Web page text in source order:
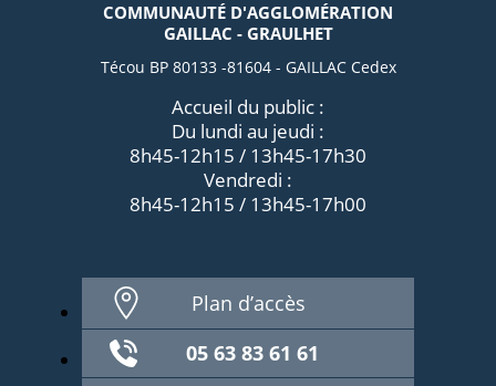
COMMUNAUTÉ D'AGGLOMÉRATION
GAILLAC - GRAULHET
Técou BP 80133 -81604 - GAILLAC Cedex
Accueil du public :
Du lundi au jeudi :
8h45-12h15 / 13h45-17h30
Vendredi :
8h45-12h15 / 13h45-17h00
Plan d’accès
05 63 83 61 61